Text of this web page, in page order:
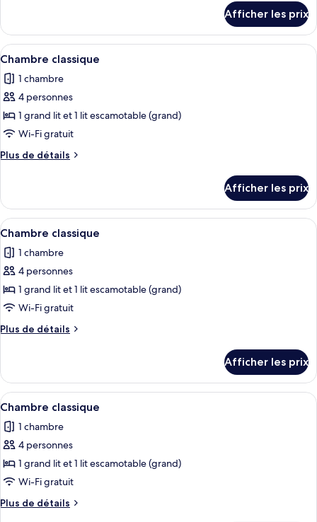
Chambre
classique
Chambre
classique
Afficher les prix
Afficher
toutes
les
photos
pour
ce
type
de
Chambre
classique
Une chambre avec un lit, un petit
13
Chambre classique
1 chambre
4 personnes
1 grand lit et 1 lit escamotable (grand)
Wi-Fi gratuit
Plus de détails
Plus
Chambre
classique
Afficher les prix
Afficher
toutes
les
photos
pour
ce
type
de
Chambre
classique
Une chambre avec un lit, un petit
13
Chambre classique
1 chambre
4 personnes
1 grand lit et 1 lit escamotable (grand)
Wi-Fi gratuit
Plus de détails
Plus
Chambre
classique
Afficher les prix
Afficher
toutes
les
photos
pour
ce
type
de
Une chambre avec un lit, un petit
13
Chambre classique
1 chambre
4 personnes
1 grand lit et 1 lit escamotable (grand)
Wi-Fi gratuit
Plus de détails
Plus